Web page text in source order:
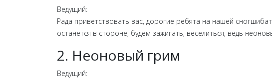
Ведущий:
Рада приветствовать вас, дорогие ребята на нашей
останется в стороне, будем зажигать, веселиться, ведь
2. Неоновый грим
Ведущий: